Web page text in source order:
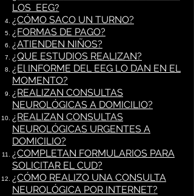
LOS EEG?
¿CÓMO SACO UN TURNO?
¿FORMAS DE PAGO?
¿ATIENDEN NIÑOS?
¿QUE ESTUDIOS REALIZAN?
¿El INFORME DEL EEG LO DAN EN EL
MOMENTO?
¿REALIZAN CONSULTAS
NEUROLÓGICAS A DOMICILIO?
¿REALIZAN CONSULTAS
NEUROLÓGICAS URGENTES A
DOMICILIO?
¿COMPLETAN FORMULARIOS PARA
SOLICITAR EL CUD?
¿CÓMO REALIZO UNA CONSULTA
NEUROLÓGICA POR INTERNET?